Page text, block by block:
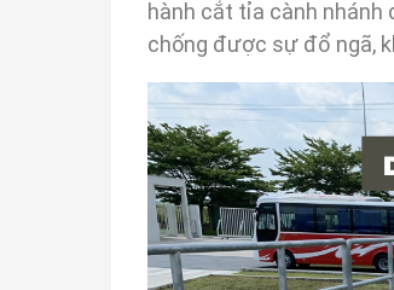
hành cắt tỉa cành nhánh
chống được sự đổ ngã,